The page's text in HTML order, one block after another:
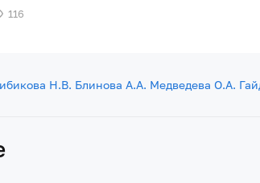
116
Н.В. Блинова А.А. Медведева О.А.